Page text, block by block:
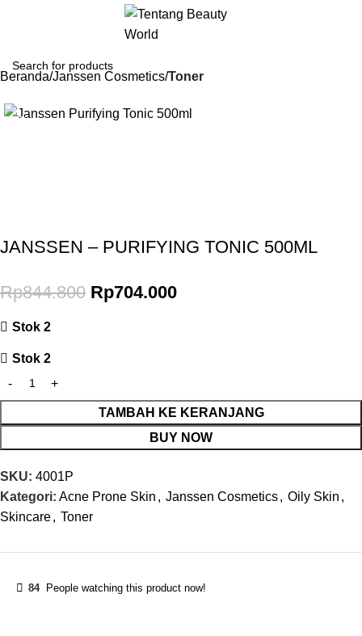
Beranda Janssen Cosmetics Toner
-17%
JANSSEN – PURIFYING TONIC 500ML
Rp844.800 Rp704.000
Stok 2
Stok 2
TAMBAH KE KERANJANG
BUY NOW
SKU: 4001P
Kategori: Acne Prone Skin , Janssen Cosmetics, Oily Skin ,
Skincare, Toner
84 People watching this product now!